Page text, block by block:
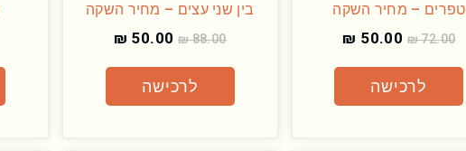
טפרים – מחיר השקה
₪72.00
₪ 50.00
לרכישה
בין שני עצים – מחיר השקה
₪88.00
₪ 50.00
לרכישה